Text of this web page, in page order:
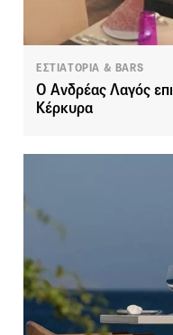
ΕΣΤΙΑΤΟΡΙΑ & BARS
Ο Ανδρέας Λαγός
Κέρκυρα